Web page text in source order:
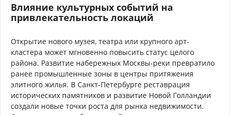
Влияние культурных событий на
привлекательность локаций
Открытие нового музея, театра или крупного арт-
кластера может мгновенно повысить статус целого
района. Развитие набережных Москвы-реки превратило
ранее промышленные зоны в центры притяжения
элитного жилья. В Санкт-Петербурге реставрация
исторических памятников и развитие Новой Голландии
создали новые точки роста для рынка недвижимости.